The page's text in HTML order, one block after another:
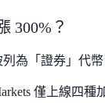
300%？
列為「證券」代幣
僅上線四種